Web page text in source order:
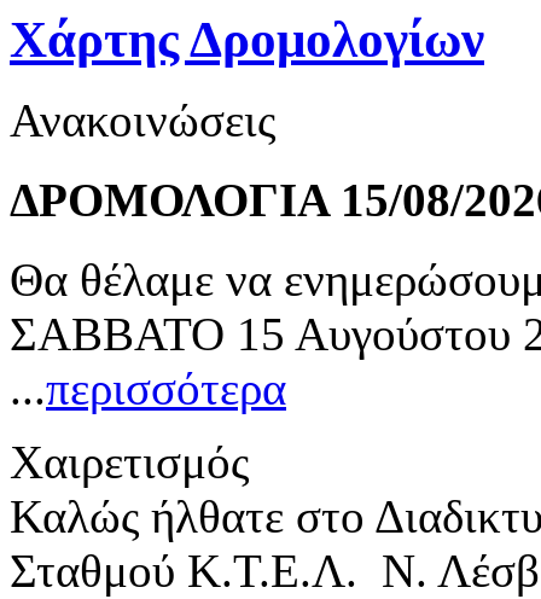
Χάρτης Δρομολογίων
Ανακοινώσεις
ΔΡΟΜΟΛΟΓΙΑ 15/08/
Θα θέλαμε να
ΣΑΒΒΑΤΟ 15 Αυγούστου
...περισσότερα
Χαιρετισμός
Καλώς ήλθατε στο
Σταθμού Κ.Τ.Ε.Λ. Ν.